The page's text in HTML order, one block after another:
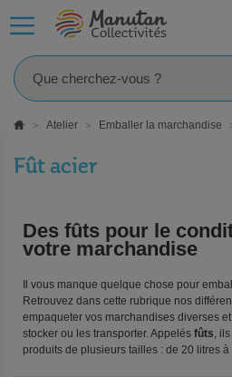
Atelier Emballer la marchandise
Fût acier
Des fûts pour le
votre marchandise
Il vous manque quelque chose pour
Retrouvez dans cette rubrique nos
empaqueter vos marchandises diverses
stocker ou les transporter. Appelés fûts,
produits de plusieurs tailles : de 20 litres